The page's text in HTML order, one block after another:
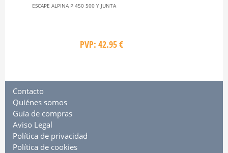
ESCAPE ALPINA P 450 500 Y JUNTA
PVP: 42.95 €
Contacto
Quiénes somos
Guía de compras
Aviso Legal
Política de privacidad
Política de cookies